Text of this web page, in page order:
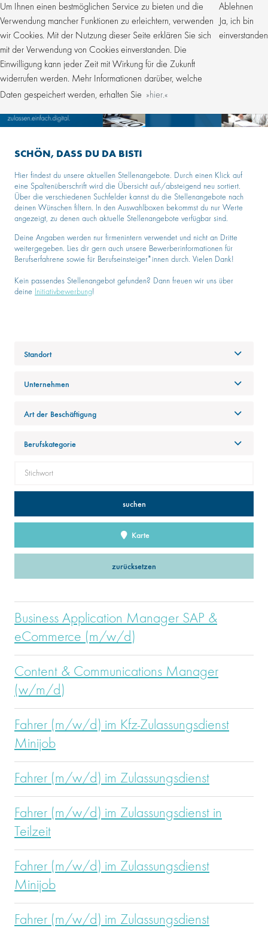
Um Ihnen einen bestmöglichen Service zu bieten und die
Verwendung mancher Funktionen zu erleichtern, verwenden
wir Cookies. Mit der Nutzung dieser Seite erklären Sie sich
mit der Verwendung von Cookies einverstanden. Die
Einwilligung kann jeder Zeit mit Wirkung für die Zukunft
widerrufen werden. Mehr Informationen darüber, welche
Daten gespeichert werden, erhalten Sie
hier.
Ablehnen
Ja, ich bin
einverstanden
SCHÖN, DASS DU DA BIST!
Hier findest du unsere aktuellen Stellenangebote. Durch einen Klick auf
eine Spaltenüberschrift wird die Übersicht auf-/absteigend neu sortiert.
Über die verschiedenen Suchfelder kannst du die Stellenangebote nach
deinen Wünschen filtern. In den Auswahlboxen bekommst du nur Werte
angezeigt, zu denen auch aktuelle Stellenangebote verfügbar sind.
Deine Angaben werden nur firmenintern verwendet und nicht an Dritte
weitergegeben. Lies dir gern auch unsere Bewerberinformationen für
Berufserfahrene sowie für Berufseinsteiger*innen durch. Vielen Dank!
Kein passendes Stellenangebot gefunden? Dann freuen wir uns über
deine
Initiativbewerbung!
Standort
Unternehmen
Art der Beschäftigung
Berufskategorie
zurücksetzen
Karte
suchen
Business Application Manager SAP &
eCommerce (m/w/d)
Content & Communications Manager
(w/m/d)
Fahrer (m/w/d) im Kfz-Zulassungsdienst
Minijob
Fahrer (m/w/d) im Zulassungsdienst
Fahrer (m/w/d) im Zulassungsdienst in
Teilzeit
Fahrer (m/w/d) im Zulassungsdienst
Minijob
Fahrer (m/w/d) im Zulassungsdienst